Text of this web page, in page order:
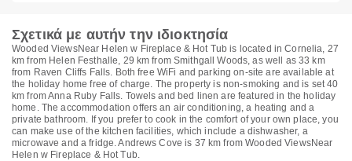
Σχετικά με αυτήν την ιδιοκτησία
Wooded ViewsNear Helen w Fireplace & Hot Tub is located in Cornelia, 27
km from Helen Festhalle, 29 km from Smithgall Woods, as well as 33 km
from Raven Cliffs Falls. Both free WiFi and parking on-site are available at
the holiday home free of charge. The property is non-smoking and is set 40
km from Anna Ruby Falls. Towels and bed linen are featured in the holiday
home. The accommodation offers an air conditioning, a heating and a
private bathroom. If you prefer to cook in the comfort of your own place, you
can make use of the kitchen facilities, which include a dishwasher, a
microwave and a fridge. Andrews Cove is 37 km from Wooded ViewsNear
Helen w Fireplace & Hot Tub.